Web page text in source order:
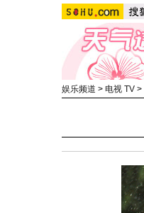
娱乐频道 > 电视 TV >